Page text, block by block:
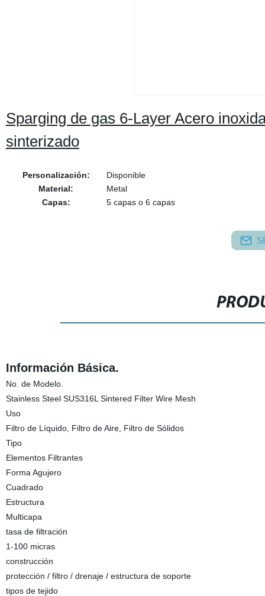
Sparging de gas 6-Layer Acero
sinterizado
Personalización:
Disponible
Material:
Metal
Capas:
5 capas o 6 capas
Información Básica.
No. de Modelo.
Stainless Steel SUS316L Sintered Filter Wire Mesh
Uso
Filtro de Líquido, Filtro de Aire, Filtro de Sólidos
Tipo
Elementos Filtrantes
Forma Agujero
Cuadrado
Estructura
Multicapa
tasa de filtración
1-100 micras
construcción
protección / filtro / drenaje / estructura de soporte
tipos de tejido